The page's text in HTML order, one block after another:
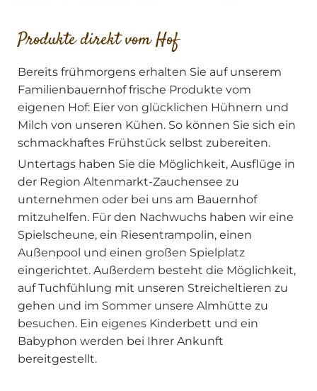
Produkte direkt vom Hof
Bereits frühmorgens erhalten Sie auf unserem
Familienbauernhof frische Produkte vom
eigenen Hof: Eier von glücklichen Hühnern und
Milch von unseren Kühen. So können Sie sich ein
schmackhaftes Frühstück selbst zubereiten.
Untertags haben Sie die Möglichkeit, Ausflüge in
der Region Altenmarkt-Zauchensee zu
unternehmen oder bei uns am Bauernhof
mitzuhelfen. Für den Nachwuchs haben wir eine
Spielscheune, ein Riesentrampolin, einen
Außenpool und einen großen Spielplatz
eingerichtet. Außerdem besteht die Möglichkeit,
auf Tuchfühlung mit unseren Streicheltieren zu
gehen und im Sommer unsere Almhütte zu
besuchen. Ein eigenes Kinderbett und ein
Babyphon werden bei Ihrer Ankunft
bereitgestellt.